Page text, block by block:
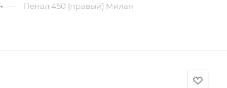
— Пенал 450 (правый) Милан